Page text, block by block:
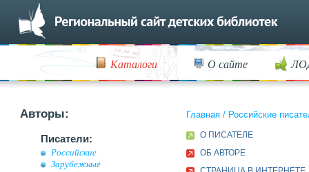
Каталоги О сайте
Авторы:
Писатели:
Российские
Зарубежные
Главная / Российские
О ПИСАТЕЛЕ
ОБ АВТОРЕ